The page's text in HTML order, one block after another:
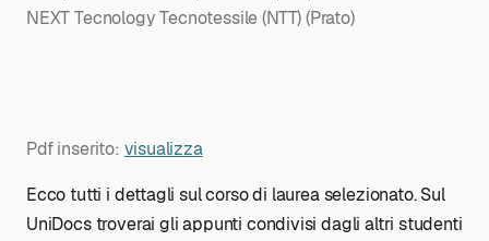
NEXT Tecnology Tecnotessile (NTT) (Prato)
Pdf inserito: visualizza
Ecco tutti i dettagli sul corso di laurea selezionato. Sul
UniDocs troverai gli appunti condivisi dagli altri studenti